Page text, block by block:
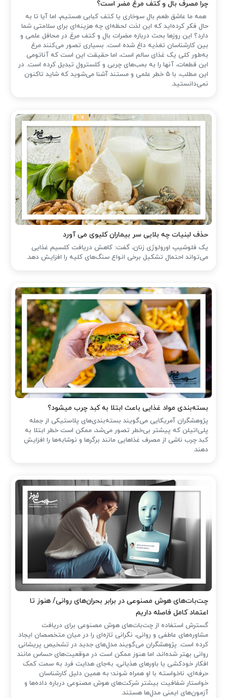
چرا مصرف بال و کتف مرغ مضر است؟
همه ما عاشق طعم بال سوخاری یا کتف کبابی هستیم، اما آیا تا به
حال فکر کرده‌اید که این لذت لحظه‌ای چه هزینه‌ای برای سلامتی شما
دارد؟ این روزها بحث درباره مضرات بال و کتف مرغ در محافل علمی و
بین کارشناسان تغذیه داغ شده است. بسیاری تصور می‌کنند مرغ
به‌طور کلی یک غذای سالم است، اما حقیقت این است که آناتومی
این قطعات، آنها را به بمب‌های چربی و کلسترول تبدیل کرده است. در
این مطلب، با ۵ خطر علمی و مستند آشنا می‌شوید که شاید تاکنون
نمی‌دانستید.
حذف لبنیات چه بلایی سر بیماران کلیوی می آورد
یک فلوشیپ اورولوژی زنان، گفت: کاهش دریافت کلسیم غذایی
می‌تواند احتمال تشکیل برخی انواع سنگ‌های کلیه را افزایش دهد.
بسته‌بندی مواد غذایی باعث ابتلا به کبد چرب میشود؟
پژوهشگران آمریکایی می‌گویند بسته‌بندی‌های پلاستیکی از جمله
پلی‌اتیلن که پیشتر بی‌خطر تصور می‌شد، ممکن است خطر ابتلا به
کبد چرب ناشی از مصرف غذاهایی مانند برگرها و نوشابه‌ها را افزایش
دهند.
چت‌بات‌های هوش مصنوعی در برابر بحران‌های روانی/ هنوز تا
اعتماد کامل فاصله داریم
گسترش استفاده از چت‌بات‌های هوش مصنوعی برای دریافت
مشاوره‌های عاطفی و روانی، نگرانی تازه‌ای را در میان متخصصان ایجاد
کرده است. پژوهشگران می‌گویند مدل‌های جدید در تشخیص پریشانی
روانی بهتر شده‌اند، اما هنوز ممکن است در موقعیت‌های حساس مانند
افکار خودکشی یا باورهای هذیانی، به‌جای هدایت فرد به سمت کمک
حرفه‌ای، ناخواسته با او همراه شوند؛ به همین دلیل کارشناسان
خواستار شفافیت بیشتر شرکت‌های هوش مصنوعی درباره داده‌ها و
آزمون‌های ایمنی مدل‌ها هستند.